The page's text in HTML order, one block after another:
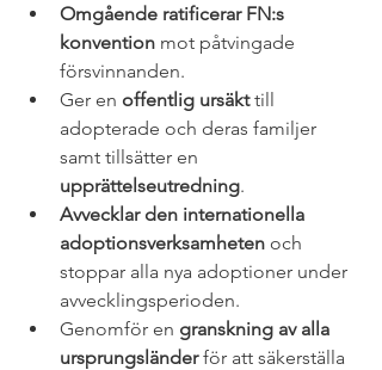
Omgående ratificerar FN:s
konvention mot påtvingade
försvinnanden.
Ger en offentlig ursäkt till
adopterade och deras familjer
samt tillsätter en
upprättelseutredning.
Avvecklar den internationella
adoptionsverksamheten och
stoppar alla nya adoptioner under
avvecklingsperioden.
Genomför en granskning av alla
ursprungsländer för att säkerställa